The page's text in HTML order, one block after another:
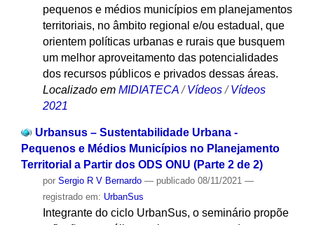
pequenos e médios municípios em planejamentos
territoriais, no âmbito regional e/ou estadual, que
orientem políticas urbanas e rurais que busquem
um melhor aproveitamento das potencialidades
dos recursos públicos e privados dessas áreas.
Localizado em MIDIATECA /Vídeos /Vídeos
2021
Urbansus – Sustentabilidade Urbana -
Pequenos e Médios Municípios no Planejamento
Territorial a Partir dos ODS ONU (Parte 2 de 2)
por Sergio R V Bernardo — publicado08/11/2021 —
registrado em: UrbanSus
Integrante do ciclo UrbanSus, o seminário propõe